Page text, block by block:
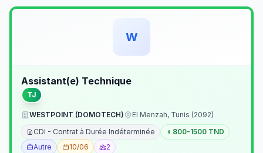
W
Assistant(e) Technique
TJ
WESTPOINT (DOMOTECH)
El Menzah, Tunis (2092)
CDI - Contrat à Durée Indéterminée
800-1500 TND
Autre
10/06 2